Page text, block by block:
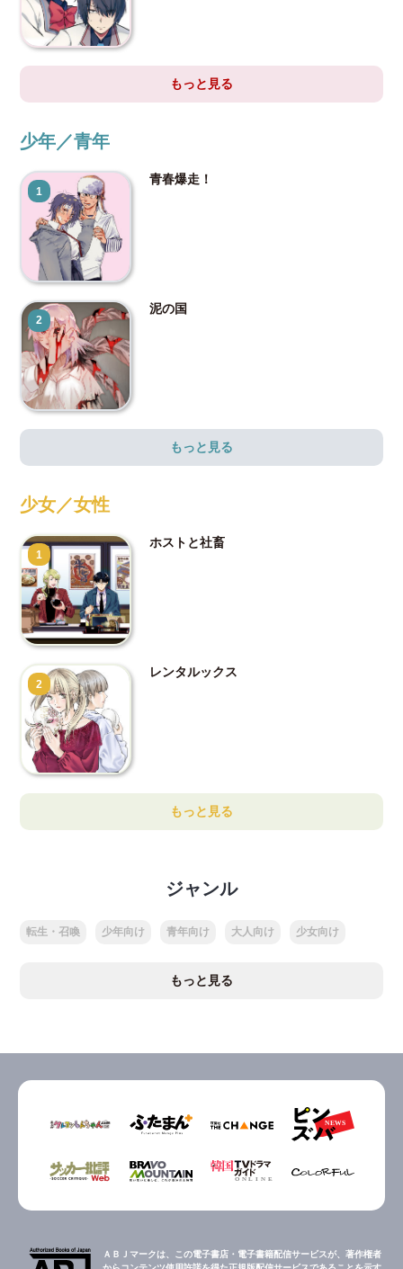
もっと見る
少年／青年
1
青春爆走！
2
泥の国
もっと見る
少女／女性
1
ホストと社畜
2
レンタルックス
もっと見る
ジャンル
転生・召喚 少年向け 青年向け 大人向け 少女向け
もっと見る
ＡＢＪマークは、この電子書店・電子書籍配信サービスが、著作権者